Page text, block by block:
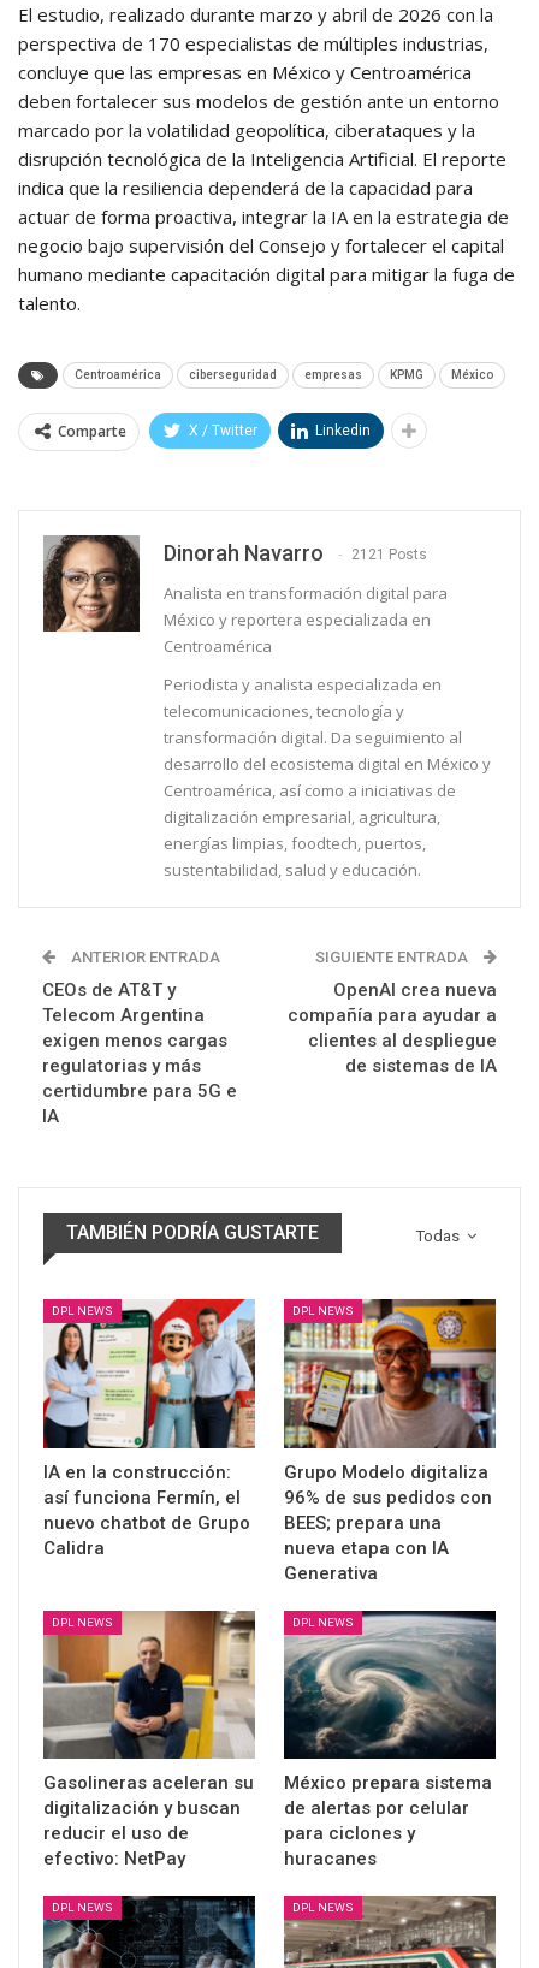
El estudio, realizado durante marzo y abril de 2026 con la
perspectiva de 170 especialistas de múltiples industrias,
concluye que las empresas en México y Centroamérica
deben fortalecer sus modelos de gestión ante un entorno
marcado por la volatilidad geopolítica, ciberataques y la
disrupción tecnológica de la Inteligencia Artificial. El reporte
indica que la resiliencia dependerá de la capacidad para
actuar de forma proactiva, integrar la IA en la estrategia de
negocio bajo supervisión del Consejo y fortalecer el capital
humano mediante capacitación digital para mitigar la fuga de
talento.
Centroamérica ciberseguridad empresas KPMG México
Comparte X / Twitter Linkedin
Dinorah Navarro 2121 Posts
Analista en transformación digital para
México y reportera especializada en
Centroamérica
Periodista y analista especializada en
telecomunicaciones, tecnología y
transformación digital. Da seguimiento al
desarrollo del ecosistema digital en México y
Centroamérica, así como a iniciativas de
digitalización empresarial, agricultura,
energías limpias, foodtech, puertos,
sustentabilidad, salud y educación.
ANTERIOR ENTRADA
CEOs de AT&T y
Telecom Argentina
exigen menos cargas
regulatorias y más
certidumbre para 5G e
IA
SIGUIENTE ENTRADA
OpenAI crea nueva
compañía para ayudar a
clientes al despliegue
de sistemas de IA
Todas
TAMBIÉN PODRÍA GUSTARTE
DPL NEWS
IA en la construcción:
así funciona Fermín, el
nuevo chatbot de Grupo
Calidra
DPL NEWS
Grupo Modelo digitaliza
96% de sus pedidos con
BEES; prepara una
nueva etapa con IA
Generativa
DPL NEWS
Gasolineras aceleran su
digitalización y buscan
reducir el uso de
efectivo: NetPay
DPL NEWS
México prepara sistema
de alertas por celular
para ciclones y
huracanes
DPL NEWS DPL NEWS